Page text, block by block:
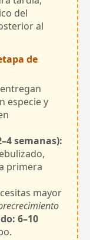
del
al
de
especie y
semanas):
primera
mayor
6–10